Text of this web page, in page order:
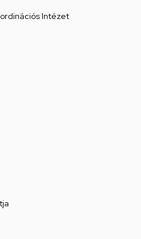
Intézet